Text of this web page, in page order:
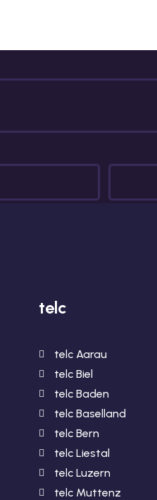
telc
telc Aarau
telc Biel
telc Baden
telc Baselland
telc Bern
telc Liestal
telc Luzern
telc Muttenz